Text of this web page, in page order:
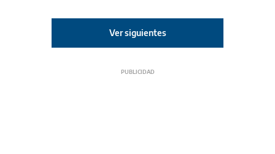
Ver siguientes